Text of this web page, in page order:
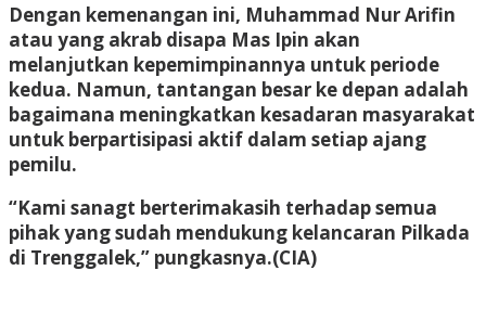
Dengan kemenangan ini, Muhammad Nur Arifin
atau yang akrab disapa Mas Ipin akan
melanjutkan kepemimpinannya untuk periode
kedua. Namun, tantangan besar ke depan adalah
bagaimana meningkatkan kesadaran masyarakat
untuk berpartisipasi aktif dalam setiap ajang
pemilu.
“Kami sanagt berterimakasih terhadap semua
pihak yang sudah mendukung kelancaran Pilkada
di Trenggalek,” pungkasnya.(CIA)